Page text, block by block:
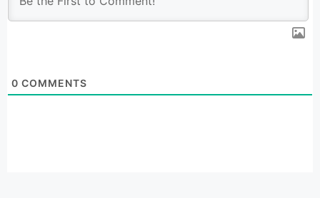
0 COMMENTS